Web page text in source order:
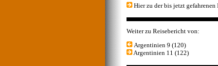
Hier zu der bis jetzt gefahrenen
Weiter zu Reisebericht von:
Argentinien 9 (120)
Argentinien 11 (122)